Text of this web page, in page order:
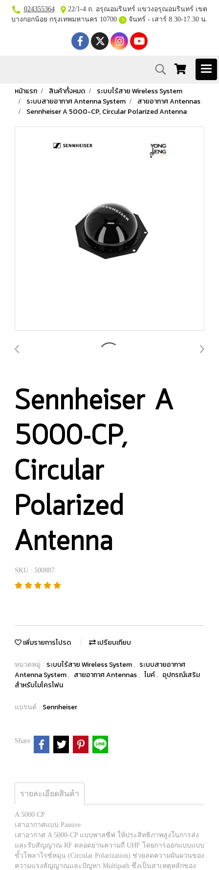
024355364
22/1-4 ถ. อรุณอมรินทร์ แขวงอรุณอมรินทร์ เขต
บางกอกน้อย กรุงเทพมหานคร 10700
จันทร์ - เสาร์ 8.30-17.30 น.
หน้าแรก สินค้าทั้งหมด
ระบบไร้สาย Wireless System
ระบบสายอากาศ Antenna System
สายอากาศ Antennas
Sennheiser A 5000-CP, Circular Polarized Antenna
Sennheiser A
5000-CP,
Circular
Polarized
Antenna
SKU : 500887
เพิ่มรายการโปรด เปรียบเทียบ
หมวดหมู่ : ระบบไร้สาย Wireless System ,
ระบบสายอากาศ
Antenna System , สายอากาศ Antennas , ไมค์ ,
อุปกรณ์เสริม
สำหรับไมโครโฟน
แบรนด์ : Sennheiser
Share
รายละเอียดสินค้า
A 5000 CP
เสาอากาศแบบ Passive
เสาอากาศ A 5000-CP แบบพาสซีฟ ให้ประสิทธิภาพสูงในการส่ง
และรับสัญญาณ RF ตลอดย่านความถี่ UHF โดยการออกแบบแบบ
ขั้วโพลาไรซ์หมุน (Circular Polarization) ช่วยลดความผันผวนของ
ความแรงสัญญาณและปัญหา Multipath ซึ่งเป็นสาเหตุหลักของ